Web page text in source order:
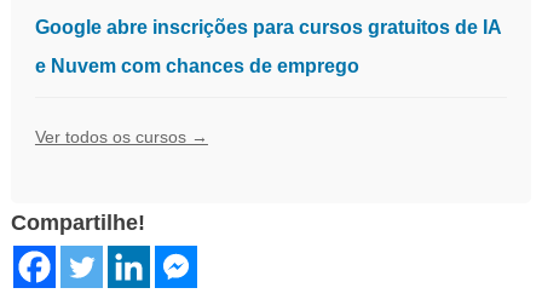
Google abre inscrições para cursos gratuitos de IA
e Nuvem com chances de emprego
Ver todos os cursos →
Compartilhe!